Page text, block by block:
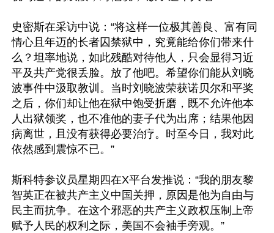
史密斯在采访中说：“将这样一位极其善良、富有同
情心且年迈的长者囚禁狱中，究竟能给你们带来什
么？坦率地说，如此残酷对待他人，只会显得习近
平及共产党很丢脸。放了他吧。希望你们能从刘晓
波事件中汲取教训。当时刘晓波荣获诺贝尔和平奖
之后，你们却让他在狱中饱受折磨，既不允许他本
人出狱领奖，也不准他的妻子代为出席；结果他因
病离世，且没有获得必要治疗。时至今日，我对此
依然感到震惊不已。”
斯科特参议员星期四在X平台发推说：“我的朋友黎
智英正在被共产主义中国关押，原因是他为自由与
民主而抗争。在这个邪恶的共产主义政权压制上帝
赋予人民的权利之际，美国不会袖手旁观。”